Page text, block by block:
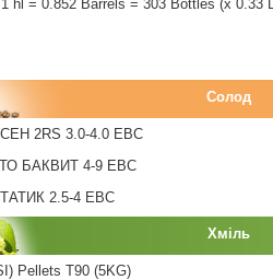
hl = 0.852 Barrels = 303 Bottles (x 0.33
Солод
2RS 3.0-4.0 EBC
БАКВИТ 4-9 EBC
2.5-4 EBC
Хміль
Pellets T90 (5KG)